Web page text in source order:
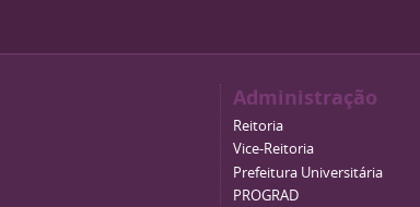
Administração
Reitoria
Vice-Reitoria
Prefeitura Universitária
PROGRAD